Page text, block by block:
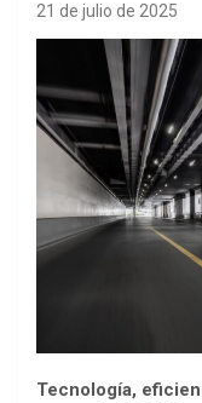
21 de julio de 2025
Tecnología,